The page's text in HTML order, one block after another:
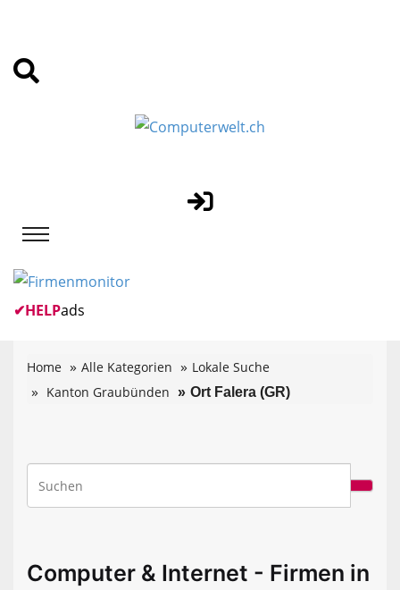
✔HELPads
Home Alle Kategorien
Lokale Suche
Kanton Graubünden
Ort Falera (GR)
Computer & Internet - Firmen in